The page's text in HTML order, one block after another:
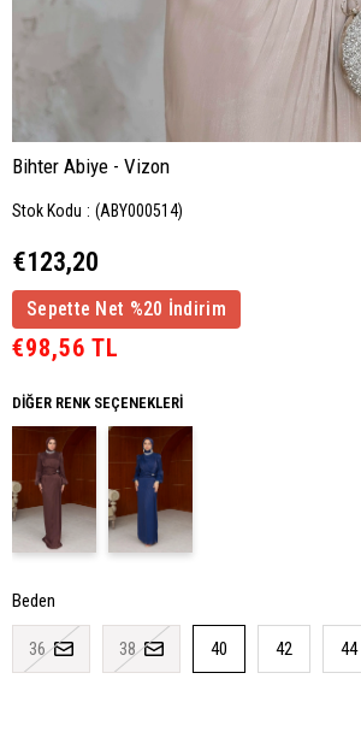
Bihter Abiye - Vizon
Stok Kodu (ABY000514)
€123,20
Sepette Net %20 İndirim
€98,56 TL
DIĞER RENK SEÇENEKLERI
Beden
36 38 40 42 44